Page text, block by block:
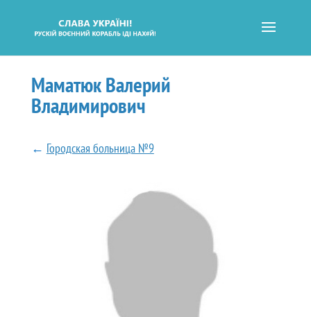
Маматюк Валерий
Владимирович
← Городская больница №9